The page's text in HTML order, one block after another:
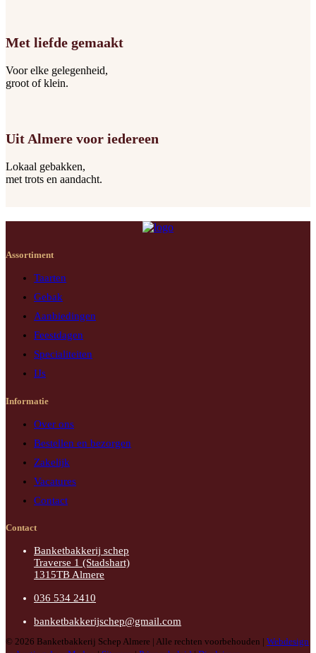
Met liefde gemaakt
Voor elke gelegenheid,
groot of klein.
Uit Almere voor iedereen
Lokaal gebakken,
met trots en aandacht.
Assortiment
Taarten
Gebak
Aanbiedingen
Feestdagen
Specialiteiten
IJs
Informatie
Over ons
Bestellen en bezorgen
Zakelijk
Vacatures
Contact
Contact
Banketbakkerij schep
Traverse 1 (Stadshart)
1315TB Almere
036 534 2410
banketbakkerijschep@gmail.com
© 2026 Banketbakkerij Schep Almere | Alle rechten voorbehouden | Webdesign